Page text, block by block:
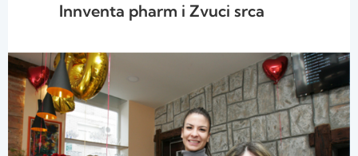
Innventa pharm i Zvuci srca